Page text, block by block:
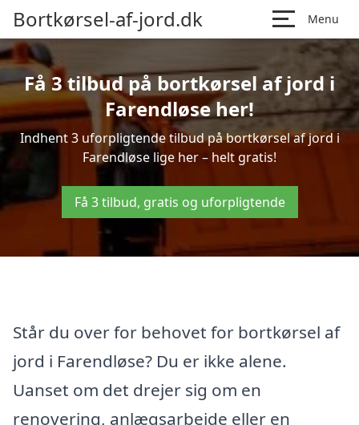
Bortkørsel-af-jord.dk Menu
Få 3 tilbud på bortkørsel af jord i
Farendløse her!
Indhent 3 uforpligtende tilbud på bortkørsel af jord i
Farendløse lige her – helt gratis!
Få 3 tilbud, gratis og uforpligtende
Står du over for behovet for bortkørsel af
jord i Farendløse? Du er ikke alene.
Uanset om det drejer sig om en
renovering, anlægsarbejde eller en